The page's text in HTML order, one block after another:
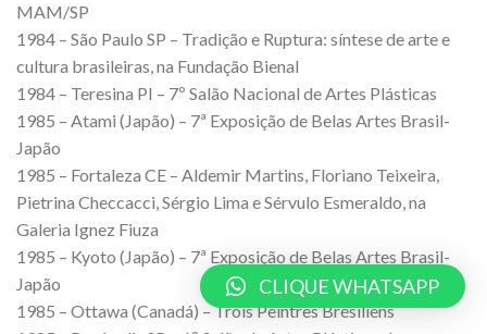
MAM/SP
1984 – São Paulo SP – Tradição e Ruptura: síntese de arte e
cultura brasileiras, na Fundação Bienal
1984 – Teresina PI – 7º Salão Nacional de Artes Plásticas
1985 – Atami (Japão) – 7ª Exposição de Belas Artes Brasil-
Japão
1985 – Fortaleza CE – Aldemir Martins, Floriano Teixeira,
Pietrina Checcacci, Sérgio Lima e Sérvulo Esmeraldo, na
Galeria Ignez Fiuza
1985 – Kyoto (Japão) – 7ª Exposição de Belas Artes Brasil-
Japão
1985 – Ottawa (Canadá) – Trois Peintres Brésiliens
CLIQUE WHATSAPP